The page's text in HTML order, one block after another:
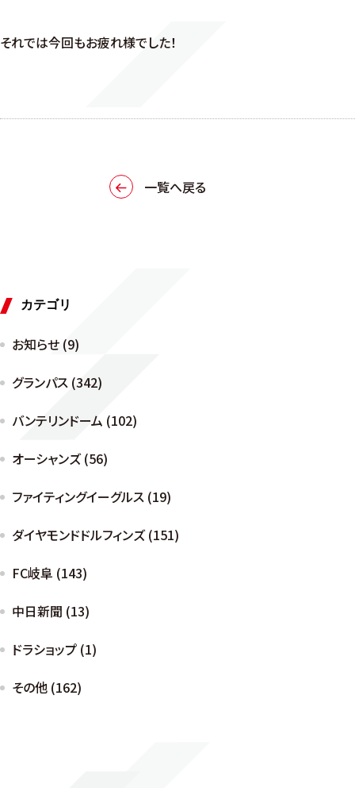
それでは今回もお疲れ様でした！
一覧へ戻る
カテゴリ
お知らせ (9)
グランパス (342)
バンテリンドーム (102)
オーシャンズ (56)
ファイティングイーグルス (19)
ダイヤモンドドルフィンズ (151)
FC岐阜 (143)
中日新聞 (13)
ドラショップ (1)
その他 (162)